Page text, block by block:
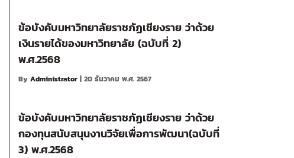
ข้อบังคับมหาวิทยาลัยราชภัฏเชียงราย ว่าด้วย
เงินรายได้ของมหาวิทยาลัย (ฉบับที่ 2)
พ.ศ.2568
By Administrator | 20 ธันวาคม พ.ศ. 2567
ข้อบังคับมหาวิทยาลัยราชภัฏเชียงราย ว่าด้วย
กองทุนสนับสนุนงานวิจัยเพื่อการพัฒนา(ฉบับที่
3) พ.ศ.2568